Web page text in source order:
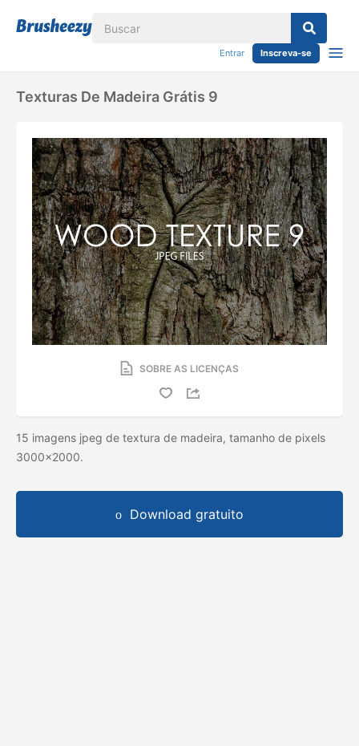
Entrar Inscreva-se
Texturas De Madeira Grátis 9
SOBRE AS LICENÇAS
15 imagens jpeg de textura de madeira, tamanho de pixels
3000x2000.
Download gratuito